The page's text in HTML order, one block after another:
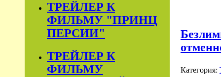
ТРЕЙЛЕР К
ФИЛЬМУ "ПРИНЦ
ПЕРСИИ"
ТРЕЙЛЕР К
ФИЛЬМУ
Категория: